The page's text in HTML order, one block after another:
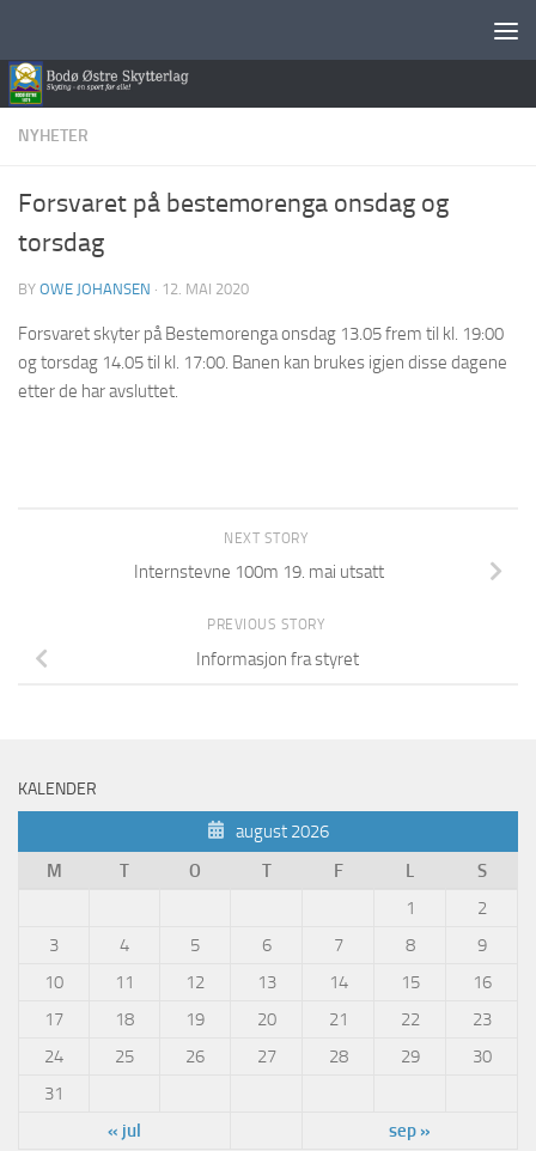
NYHETER
Forsvaret på bestemorenga onsdag og
torsdag
BY OWE JOHANSEN · 12. MAI 2020
Forsvaret skyter på Bestemorenga onsdag 13.05 frem til kl. 19:00
og torsdag 14.05 til kl. 17:00. Banen kan brukes igjen disse dagene
etter de har avsluttet.
NEXT STORY
Internstevne 100m 19. mai utsatt
PREVIOUS STORY
Informasjon fra styret
KALENDER
august 2026
M
T O T F L
S
1
2
3
4 5 6 7 8
9
10
11 12 13 14 15
16
17
18 19 20 21 22
23
24
25 26 27 28 29
30
31
« jul
sep »